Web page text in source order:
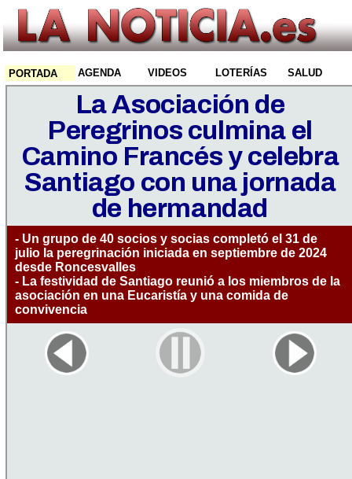
PORTADA AGENDA VIDEOS LOTERÍAS SALUD